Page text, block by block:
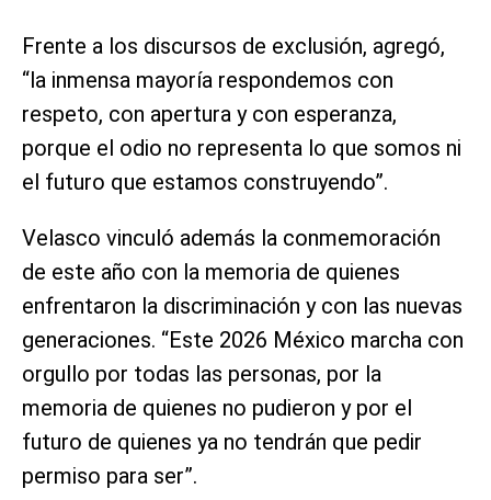
Frente a los discursos de exclusión, agregó,
“la inmensa mayoría respondemos con
respeto, con apertura y con esperanza,
porque el odio no representa lo que somos ni
el futuro que estamos construyendo”.
Velasco vinculó además la conmemoración
de este año con la memoria de quienes
enfrentaron la discriminación y con las nuevas
generaciones. “Este 2026 México marcha con
orgullo por todas las personas, por la
memoria de quienes no pudieron y por el
futuro de quienes ya no tendrán que pedir
permiso para ser”.